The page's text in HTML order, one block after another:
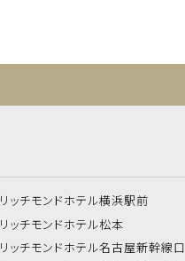
リッチモンドホテル横浜駅前
リッチモンドホテル松本
リッチモンドホテル名古屋新幹線口